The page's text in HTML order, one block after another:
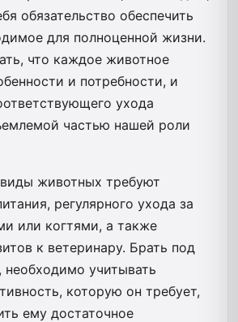
обязательство обеспечить
для полноценной жизни.
что каждое животное
и потребности, и
ухода
частью нашей роли
животных требуют
регулярного ухода за
или когтями, а также
к ветеринару. Брать под
необходимо учитывать
которую он требует,
ему достаточное